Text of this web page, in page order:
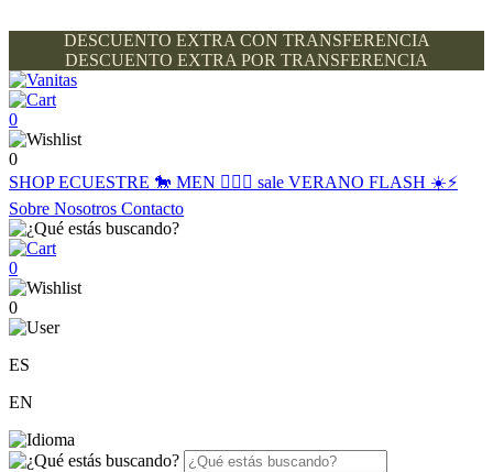
DESCUENTO EXTRA CON TRANSFERENCIA
DESCUENTO EXTRA POR TRANSFERENCIA
0
0
SHOPECUESTRE 🐎 MEN 🙋🏽‍♂️ sale VERANO FLASH ☀️⚡️
Sobre Nosotros Contacto
0
0
ES
EN